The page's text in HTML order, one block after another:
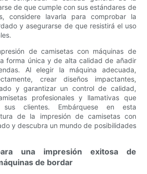
de que cumple con sus estándares de
considere lavarla para comprobar la
y asegurarse de que resistirá el uso
de camisetas con máquinas de
forma única y de alta calidad de añadir
Al elegir la máquina adecuada,
crear diseños impactantes,
y garantizar un control de calidad,
profesionales y llamativas que
sus clientes. Embárquese en esta
de la impresión de camisetas con
y descubra un mundo de posibilidades
una impresión exitosa de
de bordar